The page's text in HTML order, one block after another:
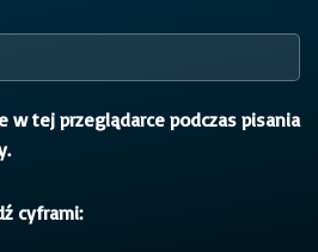
w tej przeglądarce podczas pisania
cyframi: